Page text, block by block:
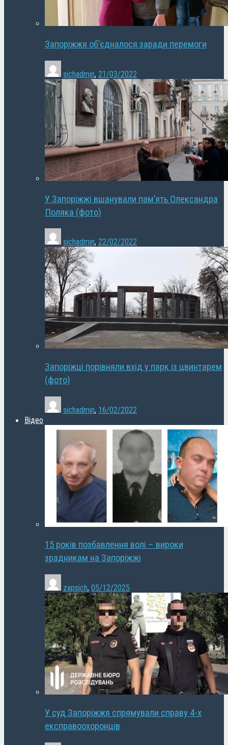
Запоріжжя об’єдналося заради перемоги
sichadmin, 21/03/2022
У Запоріжжі вшанували пам’ять Олександра
Поляка (фото)
sichadmin, 22/02/2022
Запоріжці порівняли вхід у парк із цвинтарем
(фото)
sichadmin, 16/02/2022
Відео
15 років позбавлення волі – вироки
зрадникам на Запоріжжі
zapsich, 05/12/2025
У суд Запоріжжя спрямували справу 4-х
експравоохоронців